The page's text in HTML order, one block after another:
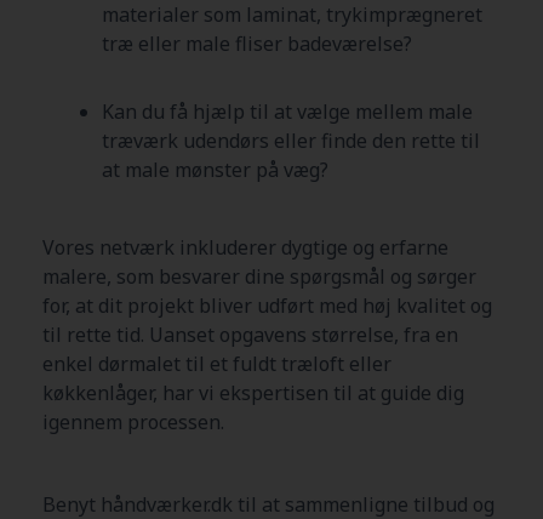
materialer som laminat, trykimprægneret
træ eller male fliser badeværelse?
Kan du få hjælp til at vælge mellem male
træværk udendørs eller finde den rette til
at male mønster på væg?
Vores netværk inkluderer dygtige og erfarne
malere, som besvarer dine spørgsmål og sørger
for, at dit projekt bliver udført med høj kvalitet og
til rette tid. Uanset opgavens størrelse, fra en
enkel dørmalet til et fuldt træloft eller
køkkenlåger, har vi ekspertisen til at guide dig
igennem processen.
Benyt håndværker.dk til at sammenligne tilbud og